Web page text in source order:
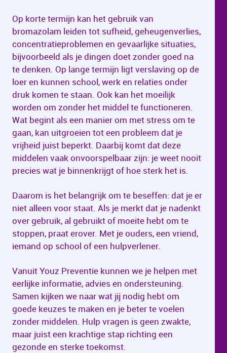
Op korte termijn kan het gebruik van
bromazolam leiden tot sufheid, geheugenverlies,
concentratieproblemen en gevaarlijke situaties,
bijvoorbeeld als je dingen doet zonder goed na
te denken. Op lange termijn ligt verslaving op de
loer en kunnen school, werk en relaties onder
druk komen te staan. Ook kan het moeilijk
worden om zonder het middel te functioneren.
Wat begint als een manier om met stress om te
gaan, kan uitgroeien tot een probleem dat je
vrijheid juist beperkt. Daarbij komt dat deze
middelen vaak onvoorspelbaar zijn: je weet nooit
precies wat je binnenkrijgt of hoe sterk het is.
Daarom is het belangrijk om te beseffen: dat je er
niet alleen voor staat. Als je merkt dat je nadenkt
over gebruik, al gebruikt of moeite hebt om te
stoppen, praat erover. Met je ouders, een vriend,
iemand op school of een hulpverlener.
Vanuit Youz Preventie kunnen we je helpen met
eerlijke informatie, advies en ondersteuning.
Samen kijken we naar wat jij nodig hebt om
goede keuzes te maken en je beter te voelen
zonder middelen. Hulp vragen is geen zwakte,
maar juist een krachtige stap richting een
gezonde en sterke toekomst.